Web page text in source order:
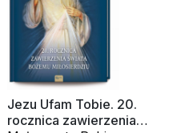
Jezu Ufam Tobie. 20.
rocznica zawierzenia